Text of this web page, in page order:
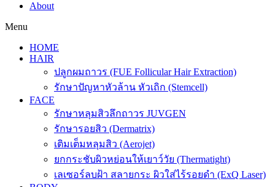
About
Menu
HOME
HAIR
ปลูกผมถาวร (FUE Follicular Hair Extraction)
รักษาปัญหาหัวล้าน หัวเถิก (Stemcell)
FACE
รักษาหลุมสิวลึกถาวร JUVGEN
รักษารอยสิว (Dermatrix)
เติมเต็มหลุมสิว (Aerojet)
ยกกระชับผิวหย่อนให้เยาว์วัย (Thermatight)
เลเซอร์ลบฝ้า สลายกระ ผิวใส่ไร้รอยดำ (ExQ Laser)